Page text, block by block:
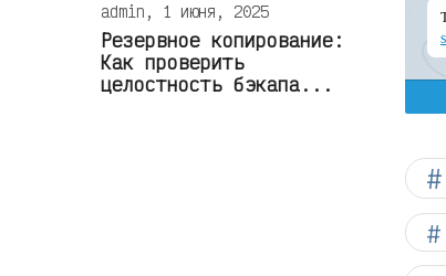
admin, 1 июня, 2025
Резервное копирование:
Как проверить
целостность бэкапа...